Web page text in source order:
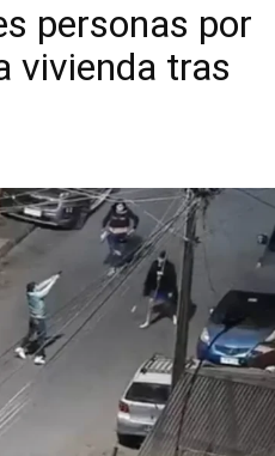
personas por
vivienda tras